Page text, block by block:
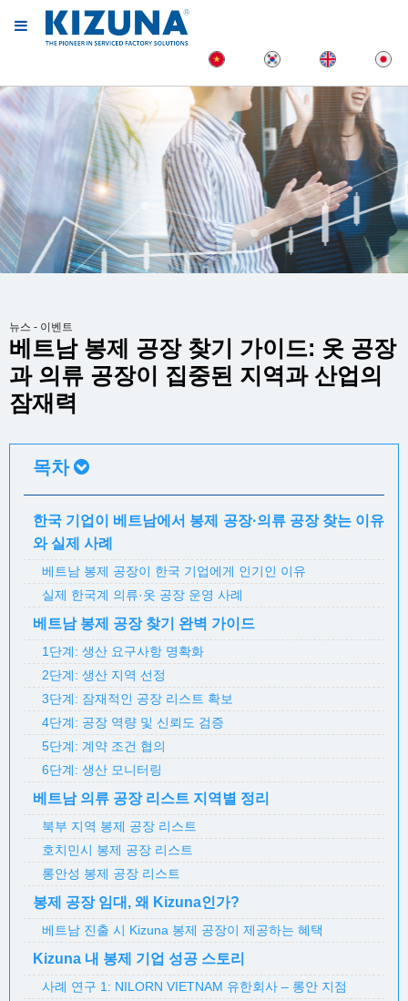
뉴스 - 이벤트
베트남 봉제 공장 찾기 가이드: 옷 공장
과 의류 공장이 집중된 지역과 산업의
잠재력
목차
한국 기업이 베트남에서 봉제 공장·의류 공장 찾는 이유
와 실제 사례
베트남 봉제 공장이 한국 기업에게 인기인 이유
실제 한국계 의류·옷 공장 운영 사례
베트남 봉제 공장 찾기 완벽 가이드
1단계: 생산 요구사항 명확화
2단계: 생산 지역 선정
3단계: 잠재적인 공장 리스트 확보
4단계: 공장 역량 및 신뢰도 검증
5단계: 계약 조건 협의
6단계: 생산 모니터링
베트남 의류 공장 리스트 지역별 정리
북부 지역 봉제 공장 리스트
호치민시 봉제 공장 리스트
롱안성 봉제 공장 리스트
봉제 공장 임대, 왜 Kizuna인가?
베트남 진출 시 Kizuna 봉제 공장이 제공하는 혜택
Kizuna 내 봉제 기업 성공 스토리
사례 연구 1: NILORN VIETNAM 유한회사 – 롱안 지점